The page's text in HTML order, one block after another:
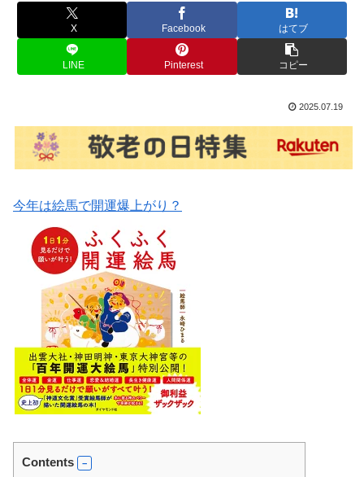
X Facebook はてブ
LINE Pinterest コピー
2025.07.19
今年は絵馬で開運爆上がり？
Contents